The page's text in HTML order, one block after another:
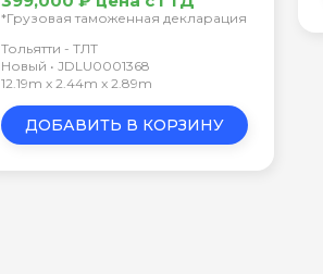
*Грузовая таможенная декларация
Тольятти - ТЛТ
Новый • JDLU0001368
12.19m x 2.44m x 2.89m
ДОБАВИТЬ В КОРЗИНУ